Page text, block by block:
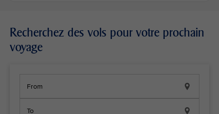
Recherchez des vols pour votre prochain
voyage
From
To